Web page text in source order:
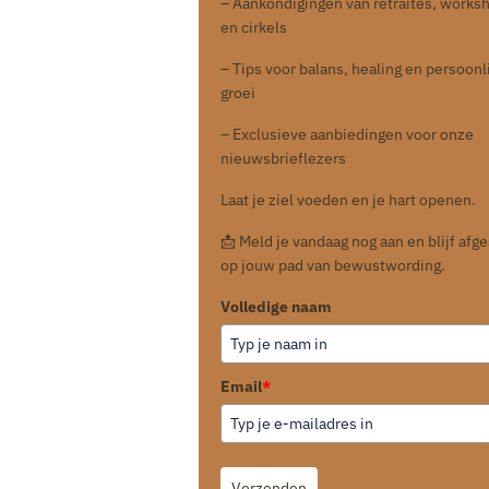
en cirkels
– Tips voor balans, healing en
groei
– Exclusieve aanbiedingen voor onze
nieuwsbrieflezers
Laat je ziel voeden en je hart openen.
📩 Meld je vandaag nog aan en blijf
op jouw pad van bewustwording.
Volledige naam
Email*